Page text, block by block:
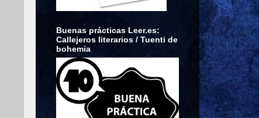
Buenas prácticas Leer.es:
Callejeros literarios / Tuenti de
bohemia